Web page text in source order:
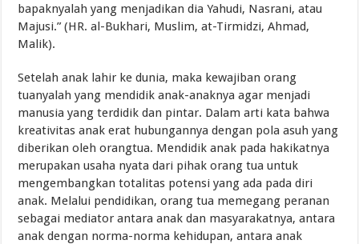
bapaknyalah yang menjadikan dia Yahudi, Nasrani, atau
Majusi.” (HR. al-Bukhari, Muslim, at-Tirmidzi, Ahmad,
Malik).
Setelah anak lahir ke dunia, maka kewajiban orang
tuanyalah yang mendidik anak-anaknya agar menjadi
manusia yang terdidik dan pintar. Dalam arti kata bahwa
kreativitas anak erat hubungannya dengan pola asuh yang
diberikan oleh orangtua. Mendidik anak pada hakikatnya
merupakan usaha nyata dari pihak orang tua untuk
mengembangkan totalitas potensi yang ada pada diri
anak. Melalui pendidikan, orang tua memegang peranan
sebagai mediator antara anak dan masyarakatnya, antara
anak dengan norma-norma kehidupan, antara anak